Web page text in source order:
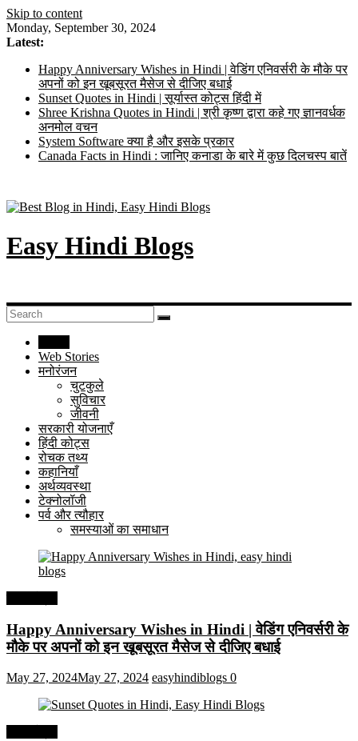
Skip to content
Monday, September 30, 2024
Latest:
Happy Anniversary Wishes in Hindi | वेडिंग एनिवर्सरी के मौके पर
अपनों को इन खूबसूरत मैसेज से दीजिए बधाई
Sunset Quotes in Hindi | सूर्यास्त कोट्स हिंदी में
Shree Krishna Quotes in Hindi | श्री कृष्ण द्वारा कहे गए ज्ञानवर्धक
अनमोल वचन
System Software क्या है और इसके प्रकार
Canada Facts in Hindi : जानिए कनाडा के बारे में कुछ दिलचस्प बातें
Easy Hindi Blogs
Web Stories
मनोरंजन
चुटकुले
सुविचार
जीवनी
सरकारी योजनाएँ
हिंदी कोट्स
रोचक तथ्य
कहानियाँ
अर्थव्यवस्था
टेक्नोलॉजी
पर्व और त्यौहार
समस्याओं का समाधान
Happy Anniversary Wishes in Hindi | वेडिंग एनिवर्सरी के
मौके पर अपनों को इन खूबसूरत मैसेज से दीजिए बधाई
May 27, 2024May 27, 2024 easyhindiblogs 0